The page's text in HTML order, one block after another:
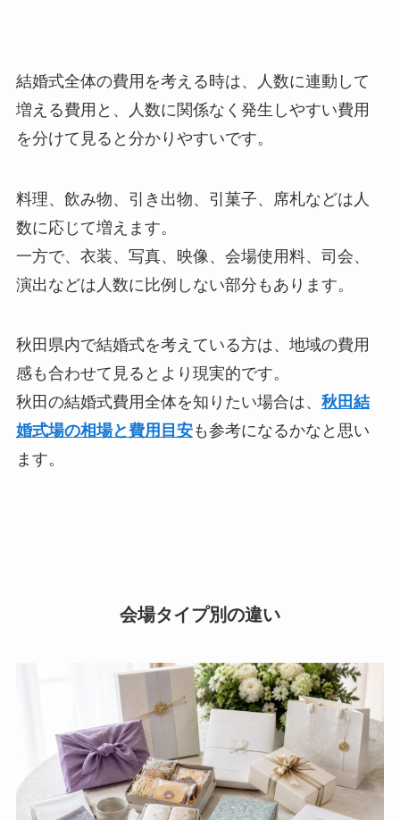
結婚式全体の費用を考える時は、人数に連動して
増える費用と、人数に関係なく発生しやすい費用
を分けて見ると分かりやすいです。
料理、飲み物、引き出物、引菓子、席札などは人
数に応じて増えます。
一方で、衣装、写真、映像、会場使用料、司会、
演出などは人数に比例しない部分もあります。
秋田県内で結婚式を考えている方は、地域の費用
感も合わせて見るとより現実的です。
秋田の結婚式費用全体を知りたい場合は、 秋田結
婚式場の相場と費用目安も参考になるかなと思い
ます。
会場タイプ別の違い